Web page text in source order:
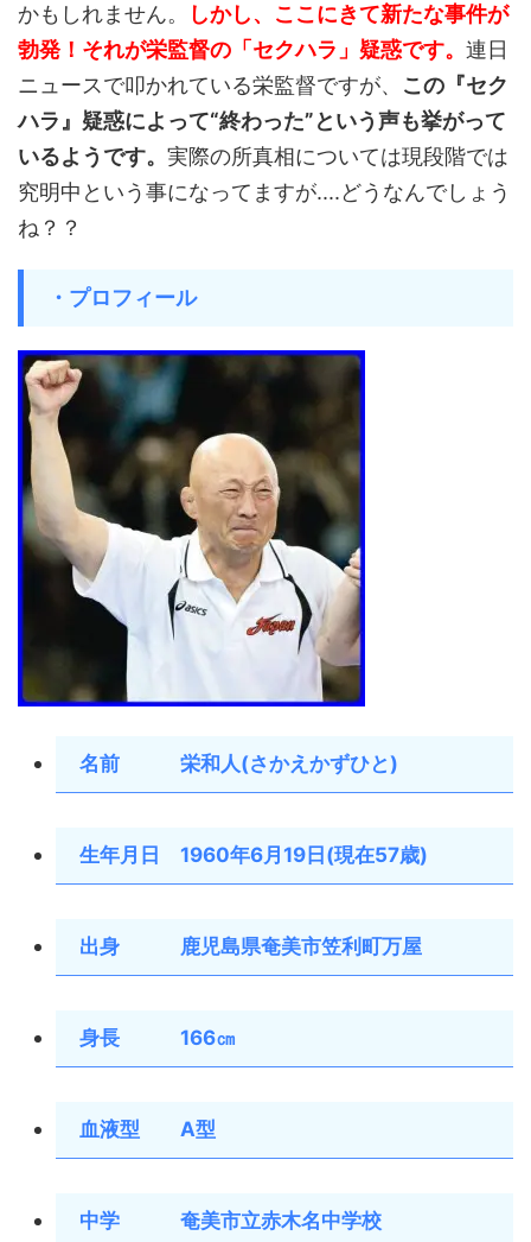
かもしれません。
しかし、ここにきて新たな事件が
勃発！それが栄監督の「セクハラ」疑惑です。 連日
ニュースで叩かれている栄監督ですが、 この『セク
ハラ』疑惑によって“終わった”という声も挙がって
いるようです。 実際の所真相については現段階では
究明中という事になってますが....どうなんでしょう
ね？？
・プロフィール
名前 栄和人(さかえかずひと)
生年月日 1960年6月19日(現在57歳)
出身 鹿児島県奄美市笠利町万屋
身長 166㎝
血液型 A型
中学 奄美市立赤木名中学校